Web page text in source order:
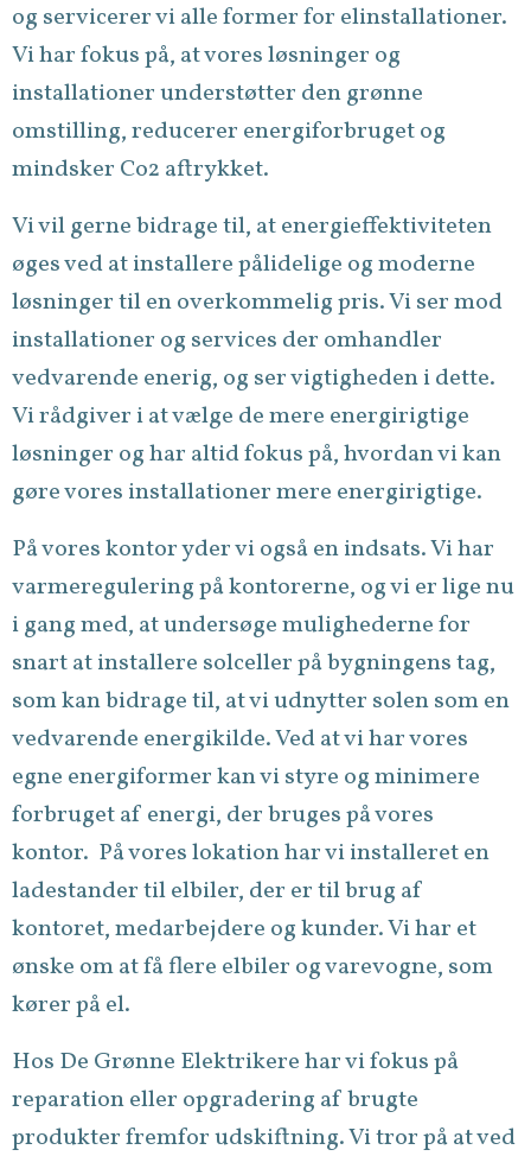
og servicerer vi alle former for elinstallationer.
Vi har fokus på, at vores løsninger og
installationer understøtter den grønne
omstilling, reducerer energiforbruget og
mindsker Co2 aftrykket.
Vi vil gerne bidrage til, at energieffektiviteten
øges ved at installere pålidelige og moderne
løsninger til en overkommelig pris. Vi ser mod
installationer og services der omhandler
vedvarende enerig, og ser vigtigheden i dette.
Vi rådgiver i at vælge de mere energirigtige
løsninger og har altid fokus på, hvordan vi kan
gøre vores installationer mere energirigtige.
På vores kontor yder vi også en indsats. Vi har
varmeregulering på kontorerne, og vi er lige nu
i gang med, at undersøge mulighederne for
snart at installere solceller på bygningens tag,
som kan bidrage til, at vi udnytter solen som en
vedvarende energikilde. Ved at vi har vores
egne energiformer kan vi styre og minimere
forbruget af energi, der bruges på vores
kontor. På vores lokation har vi installeret en
ladestander til elbiler, der er til brug af
kontoret, medarbejdere og kunder. Vi har et
ønske om at få flere elbiler og varevogne, som
kører på el.
Hos De Grønne Elektrikere har vi fokus på
reparation eller opgradering af brugte
produkter fremfor udskiftning. Vi tror på at ved